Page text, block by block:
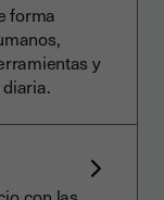
forma
y